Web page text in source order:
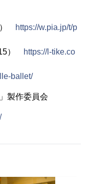
）
https://w.pia.jp/t/p
）
https://l-tike.co
ballet/
製作委員会